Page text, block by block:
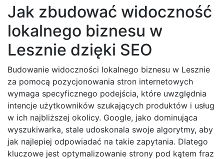
Jak zbudować widoczność
lokalnego biznesu w
Lesznie dzięki SEO
Budowanie widoczności lokalnego biznesu w Lesznie
za pomocą pozycjonowania stron internetowych
wymaga specyficznego podejścia, które uwzględnia
intencje użytkowników szukających produktów i usług
w ich najbliższej okolicy. Google, jako dominująca
wyszukiwarka, stale udoskonala swoje algorytmy, aby
jak najlepiej odpowiadać na takie zapytania. Dlatego
kluczowe jest optymalizowanie strony pod kątem fraz